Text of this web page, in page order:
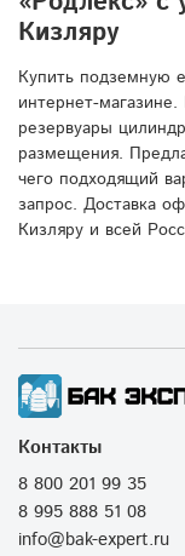
Кизляру
Купить подземную
интернет-
резервуары
размещения.
чего подходящий
запрос. Доставка
Кизляру и всей
Контакты
8 800 201 99 35
8 995 888 51 08
info@bak-expert.ru